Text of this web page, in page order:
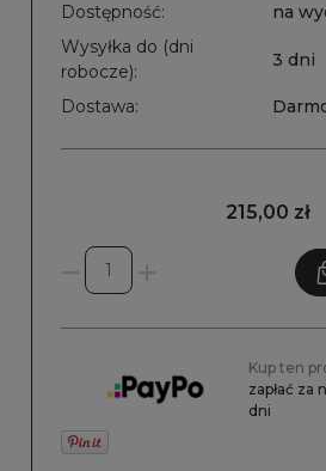
Dostępność:
na
Wysyłka do (dni
robocze):
3 dni
Dostawa:
215,00 zł
Kup ten
zapłać za
dni